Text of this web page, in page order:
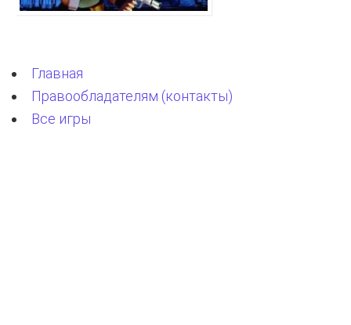
Главная
Правообладателям (контакты)
Все игры